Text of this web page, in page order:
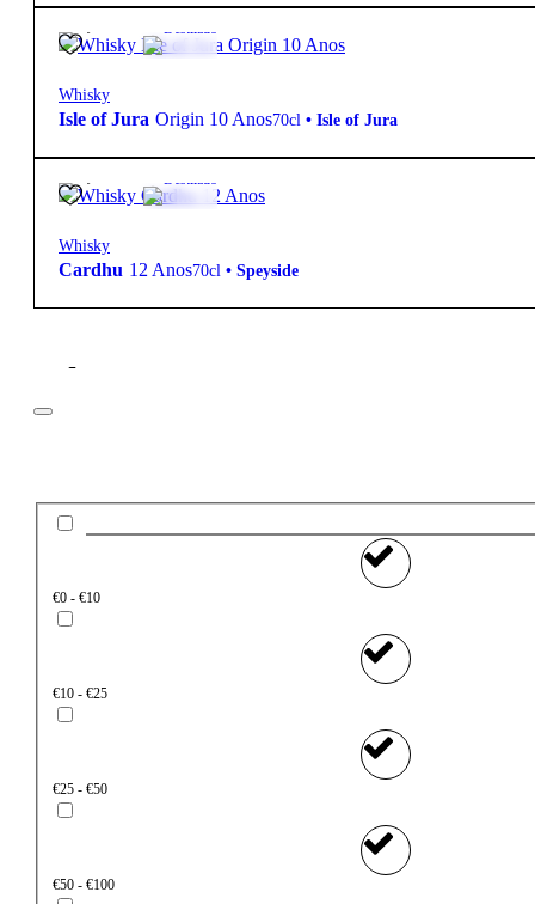
39,50€ Destilado
Whisky
Isle of Jura Origin 10 Anos70cl • Isle of Jura
49,90€ Destilado
Whisky
Cardhu 12 Anos70cl • Speyside
Filtros
€0 - €10
€10 - €25
€25 - €50
€50 - €100